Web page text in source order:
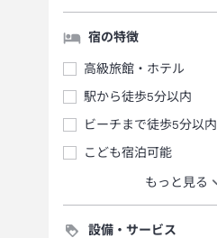
宿の特徴
高級旅館・ホテル
駅から徒歩5分以内
ビーチまで徒歩5分以内
こども宿泊可能
もっと見る
設備・サービス